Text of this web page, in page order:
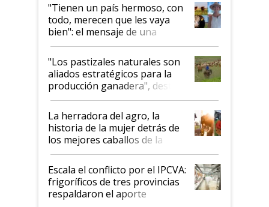
"Tienen un país hermoso, con
todo, merecen que les vaya
bien": el mensaje de una
ganadera uruguaya sobre las
oportunidades que se abren
para el agro en Argentina, con
foco en la carne
"Los pastizales naturales son
aliados estratégicos para la
producción ganadera", destaca
la iniciativa que ya reúne a 46
establecimientos en Argentina
La herradora del agro, la
historia de la mujer detrás de
los mejores caballos de la
Argentina y los mitos que
todavía hacen sufrir a estos
animales: "Mientras me
descalificaban, yo seguí
haciendo currículum"
Escala el conflicto por el IPCVA:
frigoríficos de tres provincias
respaldaron el aporte